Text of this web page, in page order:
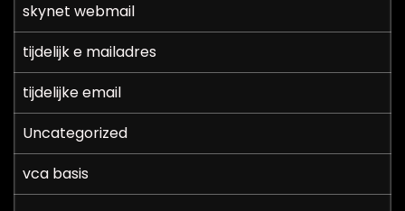
skynet webmail
tijdelijk e mailadres
tijdelijke email
Uncategorized
vca basis